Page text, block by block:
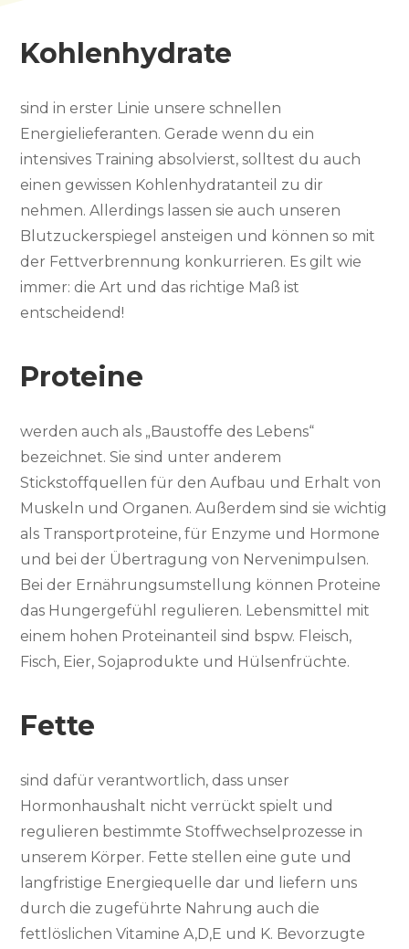
Kohlenhydrate
sind in erster Linie unsere schnellen
Energielieferanten. Gerade wenn du ein
intensives Training absolvierst, solltest du auch
einen gewissen Kohlenhydratanteil zu dir
nehmen. Allerdings lassen sie auch unseren
Blutzuckerspiegel ansteigen und können so mit
der Fettverbrennung konkurrieren. Es gilt wie
immer: die Art und das richtige Maß ist
entscheidend!
Proteine
werden auch als „Baustoffe des Lebens“
bezeichnet. Sie sind unter anderem
Stickstoffquellen für den Aufbau und Erhalt von
Muskeln und Organen. Außerdem sind sie wichtig
als Transportproteine, für Enzyme und Hormone
und bei der Übertragung von Nervenimpulsen.
Bei der Ernährungsumstellung können Proteine
das Hungergefühl regulieren. Lebensmittel mit
einem hohen Proteinanteil sind bspw. Fleisch,
Fisch, Eier, Sojaprodukte und Hülsenfrüchte.
Fette
sind dafür verantwortlich, dass unser
Hormonhaushalt nicht verrückt spielt und
regulieren bestimmte Stoffwechselprozesse in
unserem Körper. Fette stellen eine gute und
langfristige Energiequelle dar und liefern uns
durch die zugeführte Nahrung auch die
fettlöslichen Vitamine A,D,E und K. Bevorzugte